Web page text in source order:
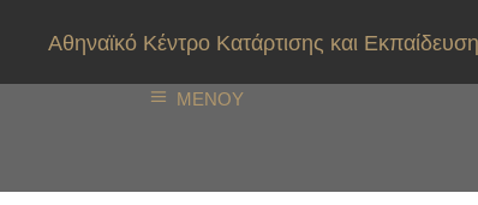
Αθηναϊκό Κέντρο Κατάρτισης και
ΜΕΝΟΥ